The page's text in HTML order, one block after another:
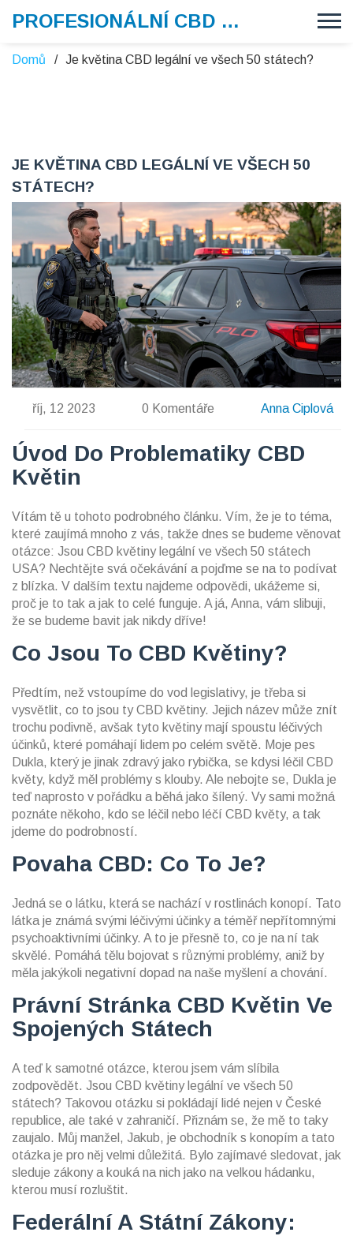
PROFESIONÁLNÍ CBD VAPE
Domů Je květina CBD legální ve všech 50 státech?
JE KVĚTINA CBD LEGÁLNÍ VE VŠECH 50
STÁTECH?
říj, 12 2023 0 Komentáře Anna Ciplová
Úvod Do Problematiky CBD
Květin
Vítám tě u tohoto podrobného článku. Vím, že je to téma,
které zaujímá mnoho z vás, takže dnes se budeme věnovat
otázce: Jsou CBD květiny legální ve všech 50 státech
USA? Nechtějte svá očekávání a pojďme se na to podívat
z blízka. V dalším textu najdeme odpovědi, ukážeme si,
proč je to tak a jak to celé funguje. A já, Anna, vám slibuji,
že se budeme bavit jak nikdy dříve!
Co Jsou To CBD Květiny?
Předtím, než vstoupíme do vod legislativy, je třeba si
vysvětlit, co to jsou ty CBD květiny. Jejich název může znít
trochu podivně, avšak tyto květiny mají spoustu léčivých
účinků, které pomáhají lidem po celém světě. Moje pes
Dukla, který je jinak zdravý jako rybička, se kdysi léčil CBD
květy, když měl problémy s klouby. Ale nebojte se, Dukla je
teď naprosto v pořádku a běhá jako šílený. Vy sami možná
poznáte někoho, kdo se léčil nebo léčí CBD květy, a tak
jdeme do podrobností.
Povaha CBD: Co To Je?
Jedná se o látku, která se nachází v rostlinách konopí. Tato
látka je známá svými léčivými účinky a téměř nepřítomnými
psychoaktivními účinky. A to je přesně to, co je na ní tak
skvělé. Pomáhá tělu bojovat s různými problémy, aniž by
měla jakýkoli negativní dopad na naše myšlení a chování.
Právní Stránka CBD Květin Ve
Spojených Státech
A teď k samotné otázce, kterou jsem vám slíbila
zodpovědět. Jsou CBD květiny legální ve všech 50
státech? Takovou otázku si pokládají lidé nejen v České
republice, ale také v zahraničí. Přiznám se, že mě to taky
zaujalo. Můj manžel, Jakub, je obchodník s konopím a tato
otázka je pro něj velmi důležitá. Bylo zajímavé sledovat, jak
sleduje zákony a kouká na nich jako na velkou hádanku,
kterou musí rozluštit.
Federální A Státní Zákony: